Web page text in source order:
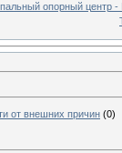
опорный центр
от внешних причин (0)